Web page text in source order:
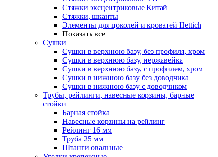
Стяжки эксцентриковые Китай
Стяжки, шканты
Элементы для цоколей и кроватей Hettich
Показать все
Сушки
Сушки в верхнюю базу, без профиля, хром
Сушки в верхнюю базу, нержавейка
Сушки в верхнюю базу, с профилем, хром
Сушки в нижнюю базу без доводчика
Сушки в нижнюю базу с доводчиком
Трубы, рейлинги, навесные корзины, барные
стойки
Барная стойка
Навесные корзины на рейлинг
Рейлинг 16 мм
Труба 25 мм
Штанги овальные